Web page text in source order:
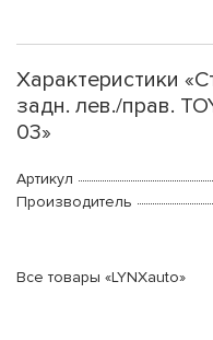
Характеристики
задн. лев./прав.
03»
Артикул
Производитель
Все товары «LYNXauto»